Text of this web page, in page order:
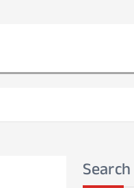
Search